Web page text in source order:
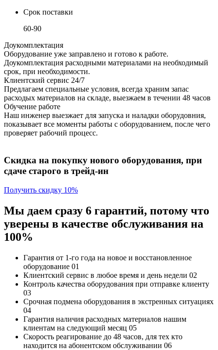
Срок поставки
60-90
Доукомплектация
Оборудование уже заправлено и готово к работе.
Доукомплектация расходными материалами на необходимый
срок, при необходимости.
Клиентский сервис 24/7
Предлагаем специальные условия, всегда храним запас
расходых материалов на складе, выезжаем в течении 48 часов
Обучение работе
Наш инженер выезжает для запуска и наладки оборудовния,
показывает все моменты работы с оборудованием, после чего
проверяет рабочий процесс.
Скидка на покупку нового оборудования, при
сдаче старого в трейд-ин
Получить скидку 10%
Мы даем сразу 6 гарантий, потому что
уверены в качестве обслуживания на
100%
Гарантия от 1-го года на новое и восстановленное
оборудование 01
Клиентский сервис в любое время и день недели 02
Контроль качества оборудования при отправке клиенту
03
Срочная подмена оборудования в экстренных ситуациях
04
Гарантия наличия расходных материалов нашим
клиентам на следующий месяц 05
Скорость реагирование до 48 часов, для тех кто
находится на абонентском обслуживании 06